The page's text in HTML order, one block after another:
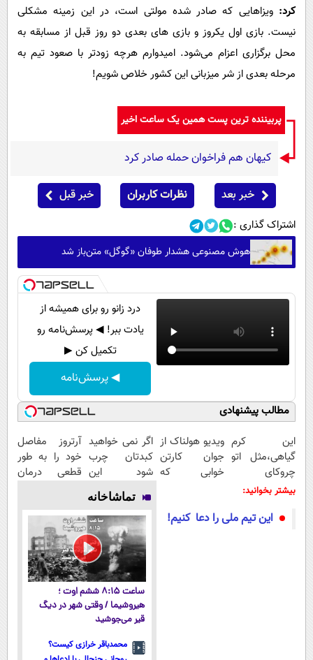
کرد: ویزاهایی که صادر شده مولتی است، در این زمینه مشکلی
نیست. بازی اول یکروز و بازی های بعدی دو روز قبل از مسابقه به
محل برگزاری اعزام می‌شود. امیدوارم هرچه زودتر با صعود تیم به
مرحله بعدی از شر میزبانی این کشور خلاص شویم!
پربیننده ترین پست همین یک ساعت اخیر
کیهان هم فراخوان حمله صادر کرد
خبر بعد نظرات کاربران خبر قبل
اشتراک گذاری :
هوش مصنوعی هشدار طوفان «گوگل» متن‌باز شد
درد زانو رو برای همیشه از
یادت ببر! ◀ پرسش‌نامه رو
تکمیل کن ▶
◀ پرسش‌نامه
مطالب پیشنهادی
این کرم
گیاهی،مثل اتو
چروکای
پوستتوصاف
ویدیو هولناک از
جوان کارتن
خوابی که
اگر نمی خواهید
کبدتان چرب
شود این
نوشیدنی خوش
طعم را بنوشید
آرتروز مفاصل
خود را به طور
قطعی درمان
بیشتر بخوانید:
این تیم ملی را دعا کنیم!
تماشاخانه
ساعت ۸:۱۵ ششم اوت ؛
هیروشیما / وقتی شهر در دیگ
قیر می‌جوشید
محمدباقر خرازی کیست؟